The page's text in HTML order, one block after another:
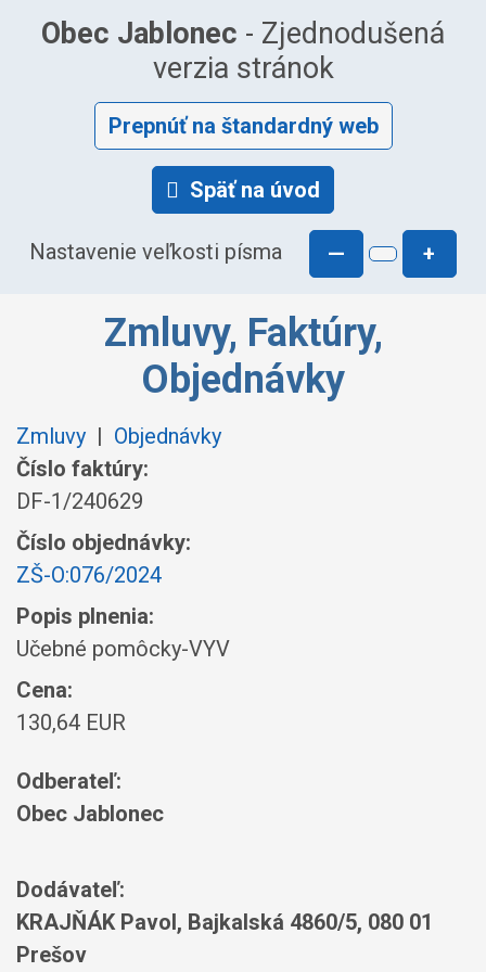
Obec Jablonec - Zjednodušená
verzia stránok
Prepnúť na štandardný web
Späť na úvod
Nastavenie veľkosti písma — +
Zmluvy, Faktúry,
Objednávky
Zmluvy | Objednávky
Číslo faktúry:
DF-1/240629
Číslo objednávky:
ZŠ-O:076/2024
Popis plnenia:
Učebné pomôcky-VYV
Cena:
130,64 EUR
Odberateľ:
Obec Jablonec
Dodávateľ:
KRAJŇÁK Pavol, Bajkalská 4860/5, 080 01
Prešov